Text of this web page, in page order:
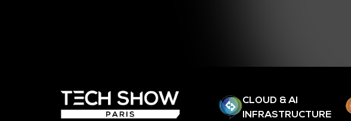
CLOUD & AI
INFRASTRUCTURE